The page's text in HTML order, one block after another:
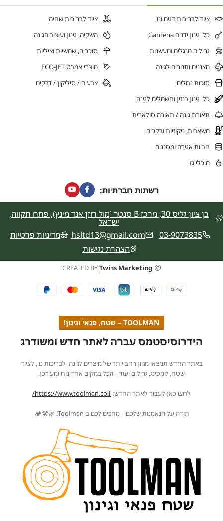
ציוד לבריכות דגים ונוי
כלי גינון ידנים Gardena
גרילים מנגלים ומעשנות
מצננים ותנורים לגינה
סוכות נחלים
ציוד לבריכות שחיה
השקיה, גינון ועיצוב הגינה
סוככים, שמשיות וציליות
מוצרי אמבט ECO-JET
צבעים / סיליקון / דבקים
כלי גינון בנזין וחשמלים לגינה
תאורת גינה / תאורה סולארית
משאבות, ניקוזיות ובקרים
חביות אגירה ומסננים
מיכלי גז
רשתות חברתיות:
בן ציון גליס 30, מרכז B סנטר (מול רוזן אנד מינץ), פתח תקווה,
ישראל
03-9073835
hsltd13@gmail.com
מדיניות פרטיות
הצהרת נגישות
CREATED BYTwins Marketing
TOOLMAN – שטח, פנאי וגינון!
הידרוסיסטמס עברה לאתר חדש ומשודרג
באתר החדש תמצאו מגוון רחב יותר של מוצרים לגינה, לבריכות נוי, לציוד
שטח, קמפינג, גרילים ועוד – הכל במקום אחד נוח ומעודכן.
לחצו כאן לעבור לאתר החדש: https://www.toolman.co.il/
תודה על הנאמנות שלכם – מחכים לכם ב-Toolman! 🌿🛠️🏕️